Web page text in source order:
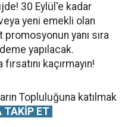
30 Eylül'e kadar
yeni emekli olan
yanı sıra
yapılacak.
kaçırmayın!
Topluluğuna katılmak
TAKİP ET